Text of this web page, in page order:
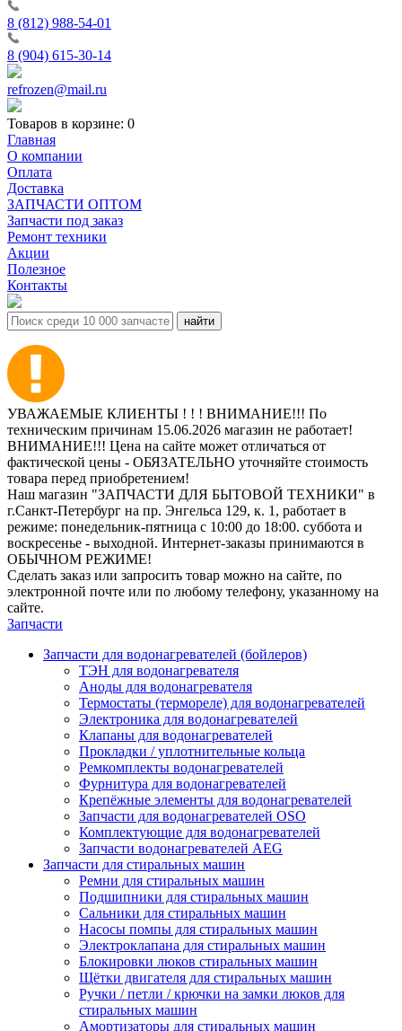
8 (812) 988-54-01
8 (904) 615-30-14
refrozen@mail.ru
Товаров в корзине: 0
Главная
О компании
Оплата
Доставка
ЗАПЧАСТИ ОПТОМ
Запчасти под заказ
Ремонт техники
Акции
Полезное
Контакты
УВАЖАЕМЫЕ КЛИЕНТЫ ! ! ! ВНИМАНИЕ!!! По
техническим причинам 15.06.2026 магазин не работает!
ВНИМАНИЕ!!! Цена на сайте может отличаться от
фактической цены - ОБЯЗАТЕЛЬНО уточняйте стоимость
товара перед приобретением!
Наш магазин "ЗАПЧАСТИ ДЛЯ БЫТОВОЙ ТЕХНИКИ" в
г.Санкт-Петербург на пр. Энгельса 129, к. 1, работает в
режиме: понедельник-пятница с 10:00 до 18:00. суббота и
воскресенье - выходной. Интернет-заказы принимаются в
ОБЫЧНОМ РЕЖИМЕ!
Сделать заказ или запросить товар можно на сайте, по
электронной почте или по любому телефону, указанному на
сайте.
Запчасти
Запчасти для водонагревателей (бойлеров)
ТЭН для водонагревателя
Аноды для водонагревателя
Термостаты (термореле) для водонагревателей
Электроника для водонагревателей
Клапаны для водонагревателей
Прокладки / уплотнительные кольца
Ремкомплекты водонагревателей
Фурнитура для водонагревателей
Крепёжные элементы для водонагревателей
Запчасти для водонагревателей OSO
Комплектующие для водонагревателей
Запчасти водонагревателей AEG
Запчасти для стиральных машин
Ремни для стиральных машин
Подшипники для стиральных машин
Сальники для стиральных машин
Насосы помпы для стиральных машин
Электроклапана для стиральных машин
Блокировки люков стиральных машин
Щётки двигателя для стиральных машин
Ручки / петли / крючки на замки люков для
стиральных машин
Амортизаторы для стиральных машин